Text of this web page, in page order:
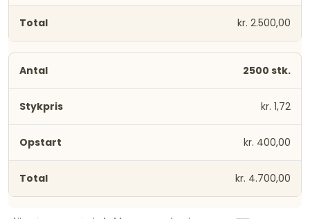
kr. 2.500,00
2500 stk.
kr. 1,72
kr. 400,00
kr. 4.700,00